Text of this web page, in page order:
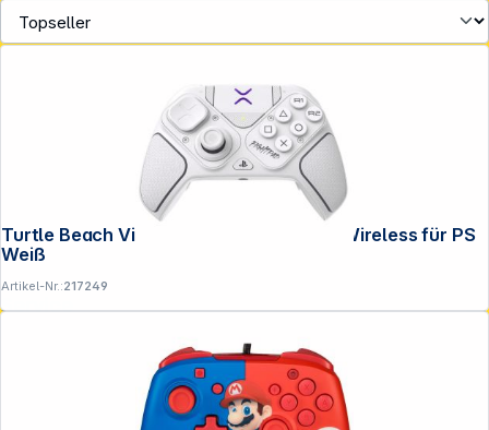
Turtle Beach Victrix Pro BFG Reloaded Wireless für PS
Weiß
Artikel-Nr.:217249
Service